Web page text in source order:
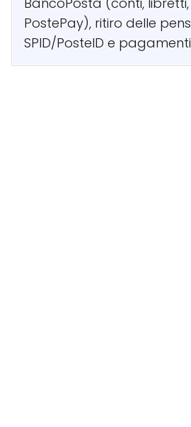
PostePay), ritiro delle
SPID/PosteID e